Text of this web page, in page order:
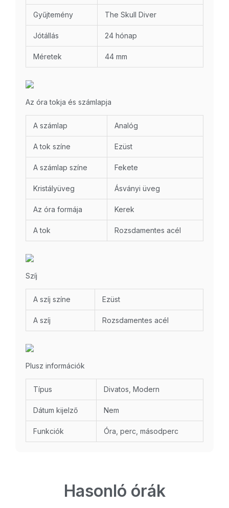
Gyűjtemény The Skull Diver
Jótállás 24 hónap
Méretek 44 mm
Az óra tokja és számlapja
A számlap Analóg
A tok színe Ezüst
A számlap színe Fekete
Kristályüveg Ásványi üveg
Az óra formája Kerek
A tok Rozsdamentes acél
Szíj
A szíj színe Ezüst
A szíj Rozsdamentes acél
Plusz információk
Típus Divatos, Modern
Dátum kijelző Nem
Funkciók Óra, perc, másodperc
Hasonló órák